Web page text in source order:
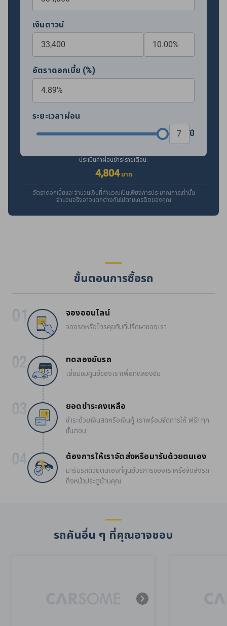
เงินดาวน์
อัตราดอกเบี้ย (%)
ระยะเวลาผ่อน
ปี
ประเมินค่าผ่อนชำระรายเดือน:
4,804 บาท
อัตราดอกเบี้ยและจำนวนเงินที่คำนวณเป็นเพียงการประมาณการเท่านั้น
จำนวนจริงอาจแตกต่างกันไปตามเครดิตของคุณ
ขั้นตอนการซื้อรถ
จองออนไลน์
จองรถหรือโทรคุยกับที่ปรึกษาของเรา
ทดลองขับรถ
เยี่ยมชมศูนย์ของเราเพื่อทดลองขับ
ยอดชำระคงเหลือ
ชำระด้วยเงินสดหรือเงินกู้ เราพร้อมจัดการให้ ฟรี! ทุก
ขั้นตอน
ต้องการให้เราจัดส่งหรือมารับด้วยตนเอง
มารับรถด้วยตนเองที่ศูนย์บริการของเราหรือจัดส่งรถ
ถึงหน้าประตูบ้านคุณ
รถคันอื่น ๆ ที่คุณอาจชอบ